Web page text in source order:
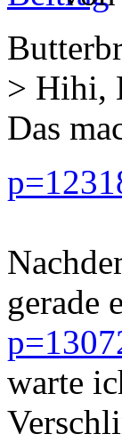
> Hihi,
Das
gerade
warte